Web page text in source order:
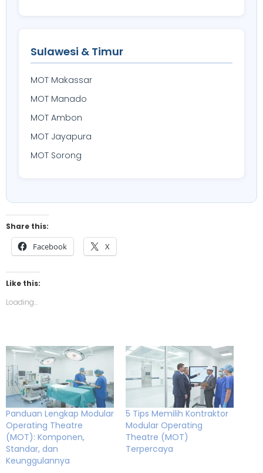
Sulawesi & Timur
MOT Makassar
MOT Manado
MOT Ambon
MOT Jayapura
MOT Sorong
Share this:
Facebook X
Like this:
Loading...
Panduan Lengkap Modular
Operating Theatre
(MOT): Komponen,
Standar, dan
Keunggulannya
5 Tips Memilih Kontraktor
Modular Operating
Theatre (MOT)
Terpercaya